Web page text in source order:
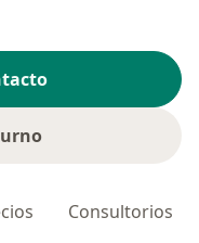
Consultorios